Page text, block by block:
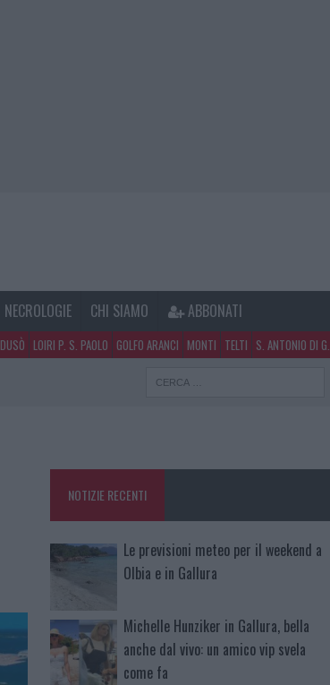
NECROLOGIE CHI SIAMO ABBONATI
LOIRI P. S. PAOLO GOLFO ARANCI MONTI TELTI S. ANTONIO DI G.
NOTIZIE RECENTI
Le previsioni meteo per il weekend a
Olbia e in Gallura
Michelle Hunziker in Gallura, bella
anche dal vivo: un amico vip svela
come fa